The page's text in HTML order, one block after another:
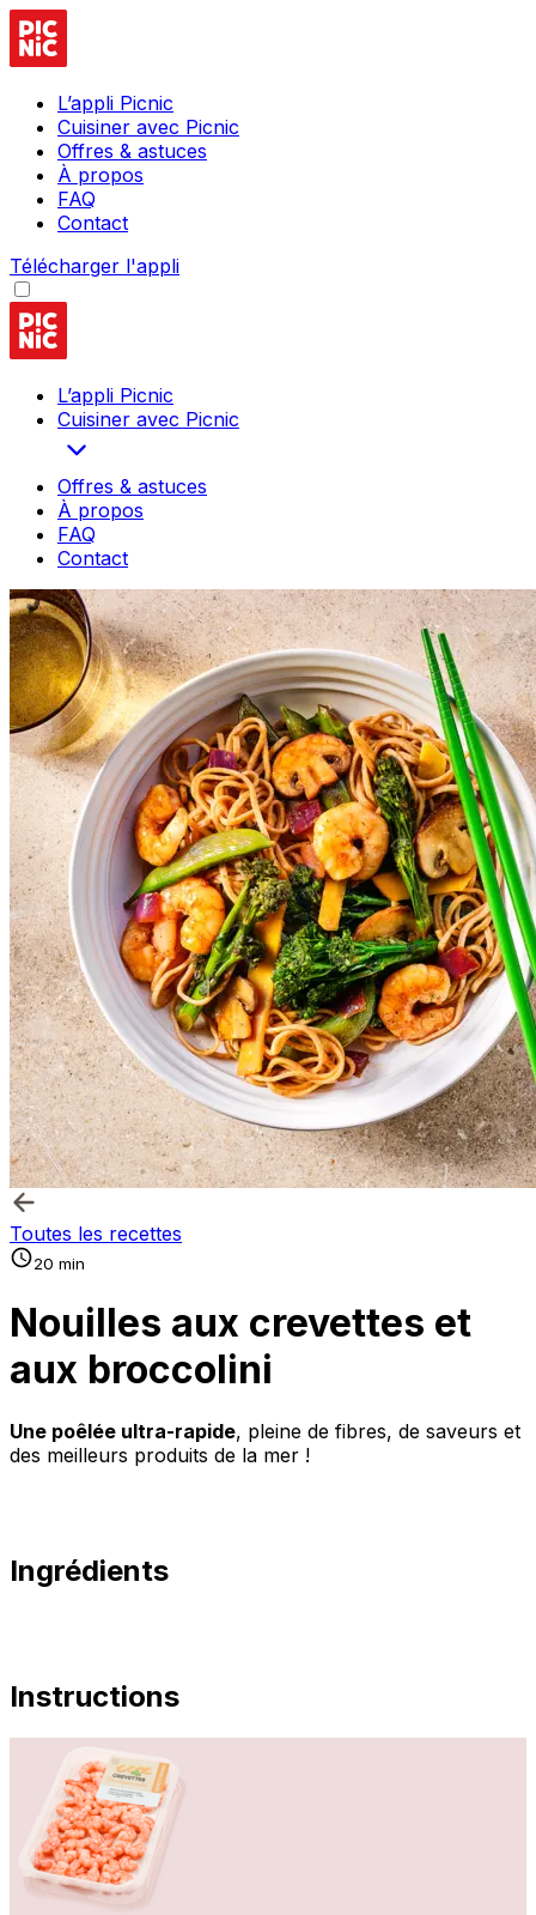
L’appli Picnic
Cuisiner avec Picnic
Offres & astuces
À propos
FAQ
Contact
Télécharger l'appli
L’appli Picnic
Cuisiner avec Picnic
Offres & astuces
À propos
FAQ
Contact
Toutes les recettes
20 min
Nouilles aux crevettes et
aux broccolini
Une poêlée ultra-rapide, pleine de fibres, de saveurs et
des meilleurs produits de la mer !
Ingrédients
Instructions